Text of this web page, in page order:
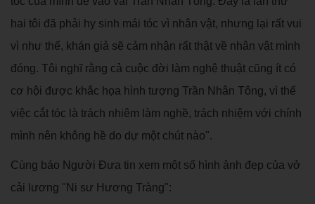
hai tôi đã phải hy sinh mái tóc vì nhân vật, nhưng lại rất vui
vì như thế, khán giả sẽ cảm nhận rất thật về nhân vật mình
đóng. Tôi nghĩ rằng cả cuộc đời làm nghệ thuật cũng ít có
cơ hội được khắc họa hình tượng Trần Nhân Tông, vì thế
việc cắt tóc là trách nhiêm làm nghề, trách nhiệm với chính
mình nên không hề do dự một chút nào".
Cùng báo Người Đưa tin xem một số hình ảnh đẹp của vở
cải lương "Ni sư Hương Tràng":